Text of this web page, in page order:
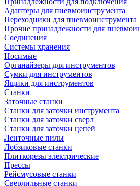
Адаптеры для пневмоинструмента
Переходники для пневмоинструмента
Прочие принадлежности для
Соединения
Системы хранения
Носимые
Органайзеры для инструментов
Сумки для инструментов
Ящики для инструментов
Станки
Заточные станки
Станки для заточки инструмента
Станки для заточки сверл
Станки для заточки цепей
Ленточные пилы
Лобзиковые станки
Плиткорезы электрические
Прессы
Рейсмусовые станки
Сверлильные станки